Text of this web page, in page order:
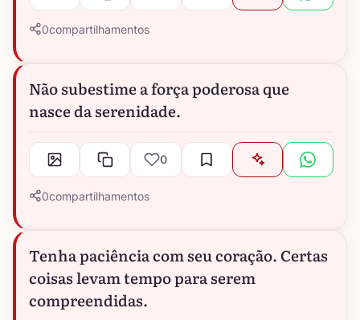
0compartilhamentos
Não subestime a força poderosa que
nasce da serenidade.
0
0compartilhamentos
Tenha paciência com seu coração. Certas
coisas levam tempo para serem
compreendidas.